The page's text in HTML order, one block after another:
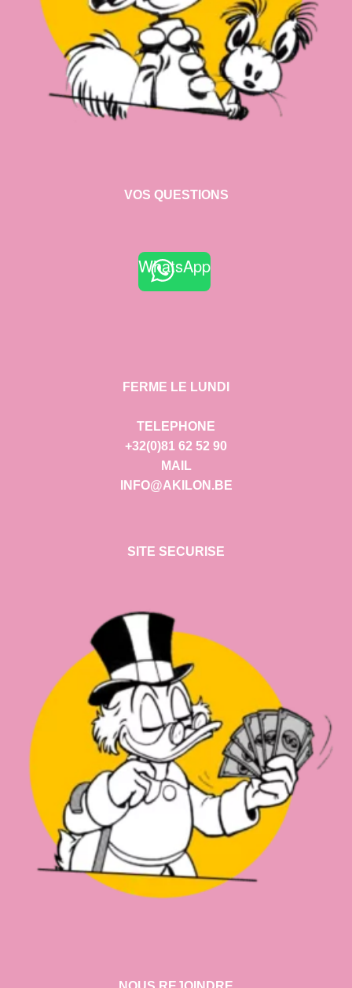
VOS QUESTIONS
WhatsApp
FERME LE LUNDI
TELEPHONE
+32(0)81 62 52 90
MAIL
INFO@AKILON.BE
SITE SECURISE